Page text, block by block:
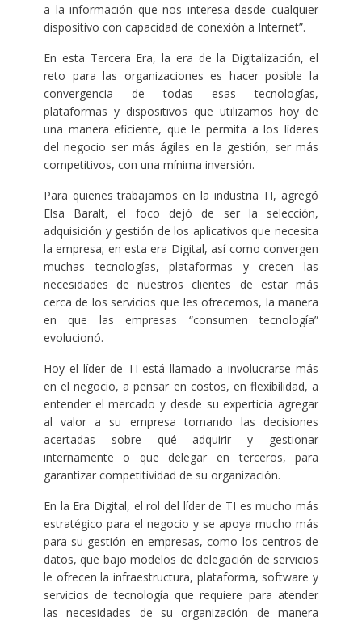
a la información que nos interesa desde cualquier
dispositivo con capacidad de conexión a Internet”.
En esta Tercera Era, la era de la Digitalización, el
reto para las organizaciones es hacer posible la
convergencia de todas esas tecnologías,
plataformas y dispositivos que utilizamos hoy de
una manera eficiente, que le permita a los líderes
del negocio ser más ágiles en la gestión, ser más
competitivos, con una mínima inversión.
Para quienes trabajamos en la industria TI, agregó
Elsa Baralt, el foco dejó de ser la selección,
adquisición y gestión de los aplicativos que necesita
la empresa; en esta era Digital, así como convergen
muchas tecnologías, plataformas y crecen las
necesidades de nuestros clientes de estar más
cerca de los servicios que les ofrecemos, la manera
en que las empresas “consumen tecnología”
evolucionó.
Hoy el líder de TI está llamado a involucrarse más
en el negocio, a pensar en costos, en flexibilidad, a
entender el mercado y desde su experticia agregar
al valor a su empresa tomando las decisiones
acertadas sobre qué adquirir y gestionar
internamente o que delegar en terceros, para
garantizar competitividad de su organización.
En la Era Digital, el rol del líder de TI es mucho más
estratégico para el negocio y se apoya mucho más
para su gestión en empresas, como los centros de
datos, que bajo modelos de delegación de servicios
le ofrecen la infraestructura, plataforma, software y
servicios de tecnología que requiere para atender
las necesidades de su organización de manera